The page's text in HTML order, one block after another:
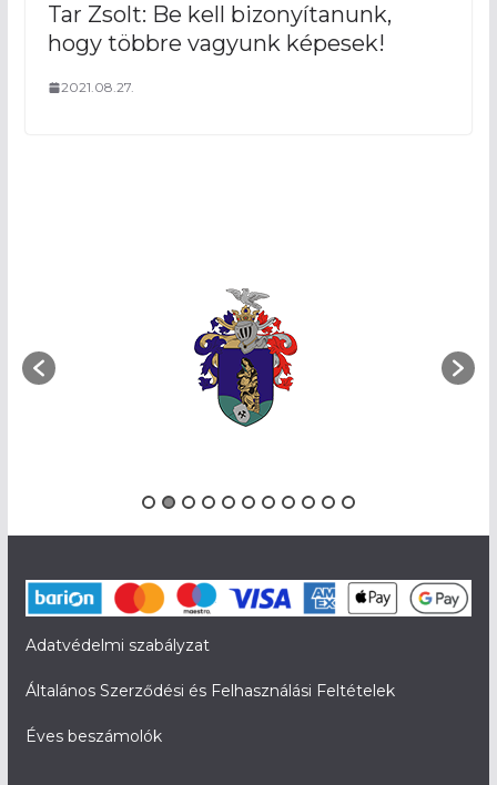
Tar Zsolt: Be kell bizonyítanunk,
hogy többre vagyunk képesek!
2021.08.27.
Adatvédelmi szabályzat
Általános Szerződési és Felhasználási Feltételek
Éves beszámolók